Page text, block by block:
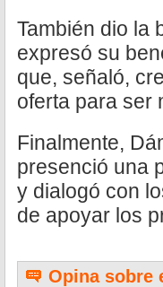
También dio la
expresó su
que, señaló,
oferta para ser
Finalmente,
presenció una
y dialogó con
de apoyar los
Opina sobre